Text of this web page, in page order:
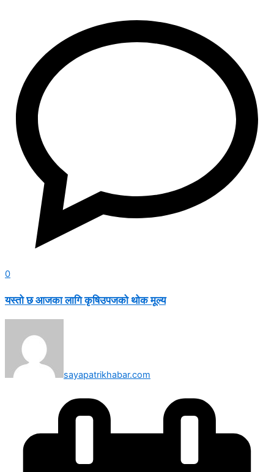
0
यस्तो छ आजका लागि कृषिउपजको थोक मूल्य
sayapatrikhabar.com